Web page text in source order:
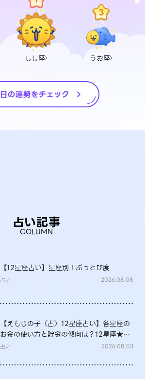
しし座 うお座
占い記事
COLUMN
【12星座占い】星座別！ぶっとび度
占い 2026.08.08
【えもじの子（占）12星座占い】各星座の
お金の使い方と貯金の傾向は？12星座★徹
底解説
占い 2026.08.03